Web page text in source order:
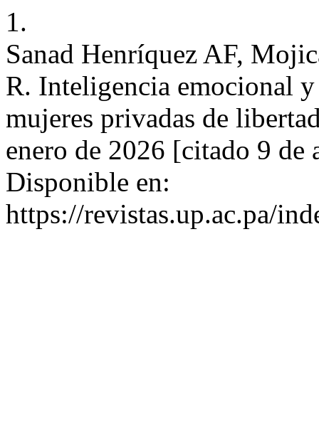
1.
Sanad Henríquez AF,
R. Inteligencia emocional
mujeres privadas de
enero de 2026 [citado 9
Disponible en:
https://revistas.up.ac.pa/